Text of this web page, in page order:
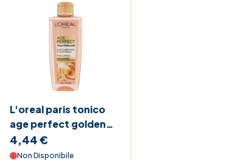
Soccavo
L'oreal paris tonico
age perfect golden
age pelli mature 200
ml
4,44 €
Non Disponibile